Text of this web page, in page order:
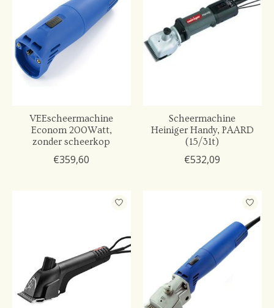
VEEscheermachine
Econom 200Watt,
zonder scheerkop
€359,60
Scheermachine
Heiniger Handy, PAARD
(15/31t)
€532,09